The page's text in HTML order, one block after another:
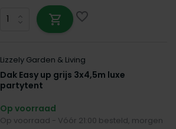
Lizzely Garden & Living
Dak Easy up grijs 3x4,5m luxe
partytent
Op voorraad
Op voorraad - Vóór 21:00 besteld, morgen